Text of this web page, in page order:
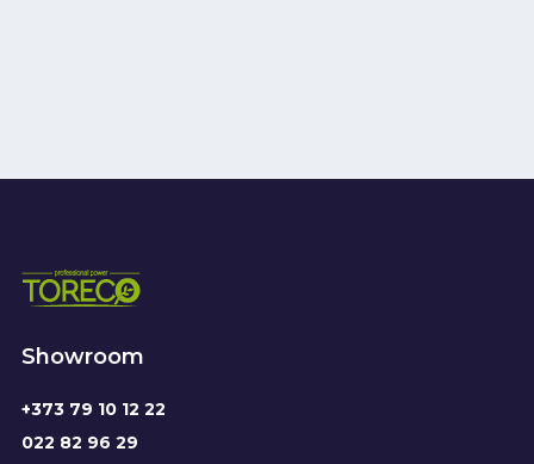
Showroom
+373 79 10 12 22
022 82 96 29